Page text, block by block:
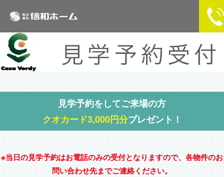
見学予約をしてご来場の方
クオカード3,000円分プレゼント！
※当日の見学予約はお電話のみの受付となりますので、各物件のお
問い合わせ先までご連絡ください。